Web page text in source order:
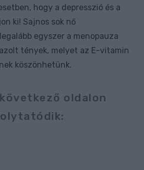
hogy a depresszió és a
ki! Sajnos sok nő
egyszer a menopauza
tények, melyet az E-vitamin
köszönhetünk.
oldalon